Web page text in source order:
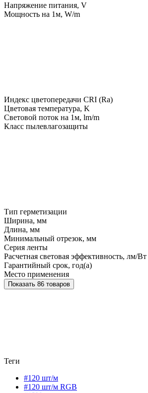
Напряжение питания, V
Мощность на 1м, W/m
Индекс цветопередачи CRI (Ra)
Цветовая температура, K
Световой поток на 1м, lm/m
Класс пылевлагозащиты
Тип герметизации
Ширина, мм
Длина, мм
Минимальный отрезок, мм
Серия ленты
Расчетная световая эффективность, лм/Вт
Гарантийный срок, год(а)
Место применения
Показать 86 товаров
Теги
#120 шт/м
#120 шт/м RGB